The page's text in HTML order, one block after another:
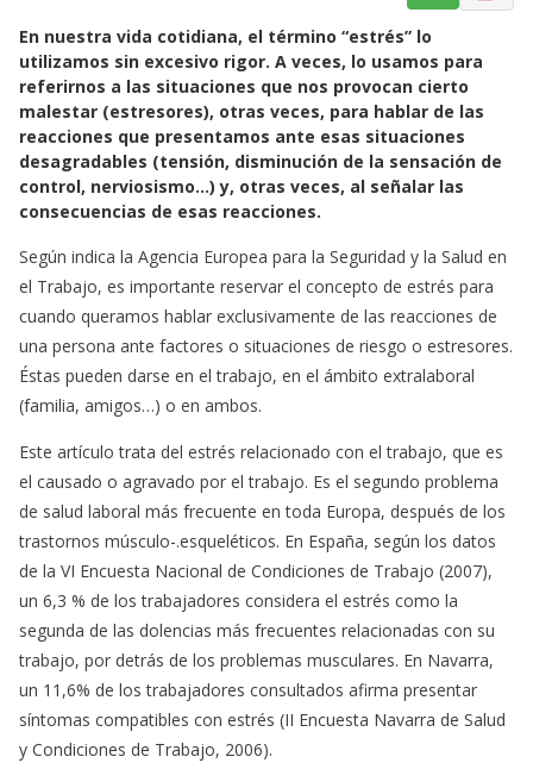
c
e
b
o
o
k
a
t
s
A
p
p
a
i
l
En nuestra vida cotidiana, el término “estrés” lo
utilizamos sin excesivo rigor. A veces, lo usamos para
referirnos a las situaciones que nos provocan cierto
malestar (estresores), otras veces, para hablar de las
reacciones que presentamos ante esas situaciones
desagradables (tensión, disminución de la sensación de
control, nerviosismo…) y, otras veces, al señalar las
consecuencias de esas reacciones.
Según indica la Agencia Europea para la Seguridad y la Salud en
el Trabajo, es importante reservar el concepto de estrés para
cuando queramos hablar exclusivamente de las reacciones de
una persona ante factores o situaciones de riesgo o estresores.
Éstas pueden darse en el trabajo, en el ámbito extralaboral
(familia, amigos…) o en ambos.
Este artículo trata del estrés relacionado con el trabajo, que es
el causado o agravado por el trabajo. Es el segundo problema
de salud laboral más frecuente en toda Europa, después de los
trastornos músculo-.esqueléticos. En España, según los datos
de la VI Encuesta Nacional de Condiciones de Trabajo (2007),
un 6,3 % de los trabajadores considera el estrés como la
segunda de las dolencias más frecuentes relacionadas con su
trabajo, por detrás de los problemas musculares. En Navarra,
un 11,6% de los trabajadores consultados afirma presentar
síntomas compatibles con estrés (II Encuesta Navarra de Salud
y Condiciones de Trabajo, 2006).